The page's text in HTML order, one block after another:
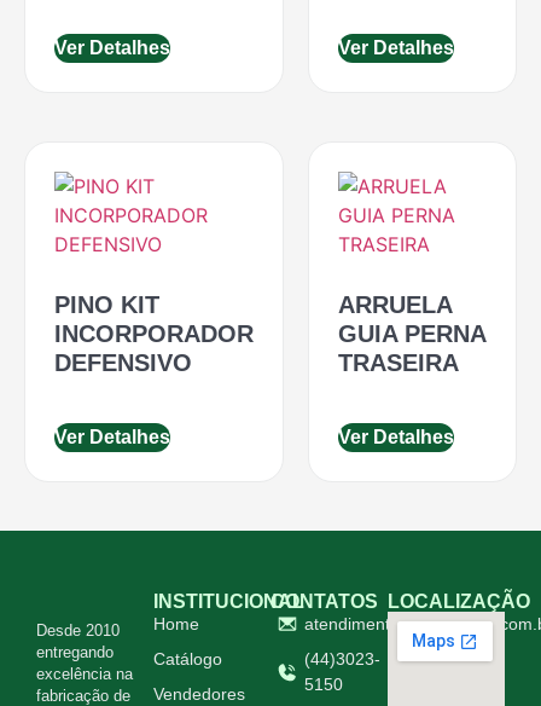
Ver Detalhes Ver Detalhes
PINO KIT
INCORPORADOR
DEFENSIVO
Ver Detalhes
ARRUELA
GUIA PERNA
TRASEIRA
Ver Detalhes
Desde 2010
entregando
excelência na
fabricação de
INSTITUCIONAL
Home
Catálogo
Vendedores
CONTATOS
(44)3023-
5150
LOCALIZAÇÃO